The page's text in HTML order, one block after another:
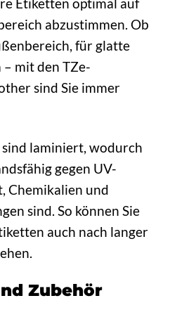
abzustimmen. Ob
für glatte
mit den TZe-
sind Sie immer
laminiert, wodurch
gegen UV-
Chemikalien und
sind. So können Sie
auch nach langer
Zubehör